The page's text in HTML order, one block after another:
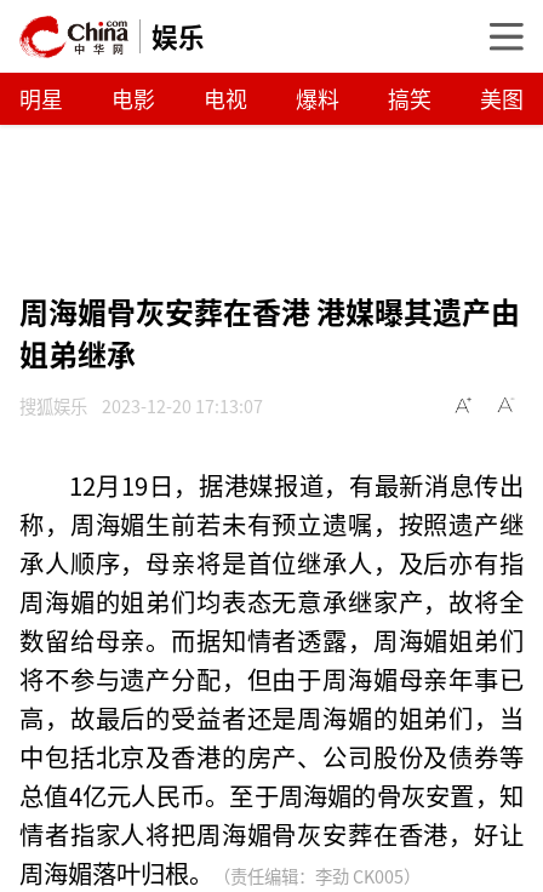
娱乐
明星 电影 电视 爆料 搞笑 美图
周海媚骨灰安葬在香港 港媒曝其遗产由
姐弟继承
搜狐娱乐 2023-12-20 17:13:07
12月19日，据港媒报道，有最新消息传出
称，周海媚生前若未有预立遗嘱，按照遗产继
承人顺序，母亲将是首位继承人，及后亦有指
周海媚的姐弟们均表态无意承继家产，故将全
数留给母亲。而据知情者透露，周海媚姐弟们
将不参与遗产分配，但由于周海媚母亲年事已
高，故最后的受益者还是周海媚的姐弟们，当
中包括北京及香港的房产、公司股份及债券等
总值4亿元人民币。至于周海媚的骨灰安置，知
情者指家人将把周海媚骨灰安葬在香港，好让
周海媚落叶归根。
（责任编辑：李劲 CK005）